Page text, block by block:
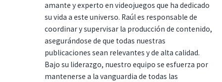
amante y experto en videojuegos que ha dedicado
su vida a este universo. Raúl es responsable de
coordinar y supervisar la producción de contenido,
asegurándose de que todas nuestras
publicaciones sean relevantes y de alta calidad.
Bajo su liderazgo, nuestro equipo se esfuerza por
mantenerse a la vanguardia de todas las